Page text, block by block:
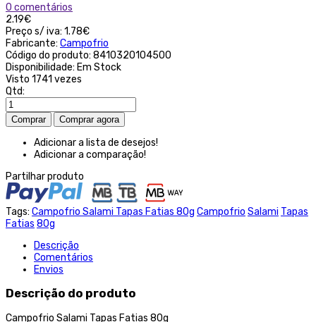
0 comentários
2.19€
Preço s/ iva: 1.78€
Fabricante: Campofrio
Código do produto: 8410320104500
Disponibilidade: Em Stock
Visto 1741 vezes
Qtd:
Adicionar a lista de desejos!
Adicionar a comparação!
Partilhar produto
Tags: Campofrio Salami Tapas Fatias 80g Campofrio Salami Tapas
Fatias 80g
Descrição
Comentários
Envios
Descrição do produto
Campofrio Salami Tapas Fatias 80g